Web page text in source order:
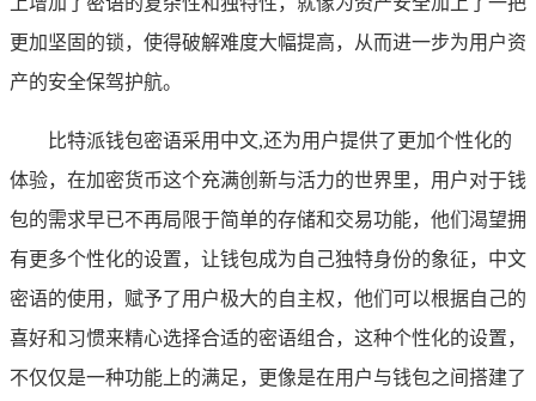
更加坚固的锁，使得破解难度大幅提高，从而进一步为用户资
产的安全保驾护航。
比特派钱包密语采用中文,还为用户提供了更加个性化的
体验，在加密货币这个充满创新与活力的世界里，用户对于钱
包的需求早已不再局限于简单的存储和交易功能，他们渴望拥
有更多个性化的设置，让钱包成为自己独特身份的象征，中文
密语的使用，赋予了用户极大的自主权，他们可以根据自己的
喜好和习惯来精心选择合适的密语组合，这种个性化的设置，
不仅仅是一种功能上的满足，更像是在用户与钱包之间搭建了